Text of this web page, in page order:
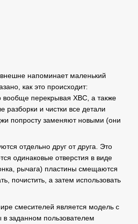
напоминает маленький
как это происходит:
вообще перекрывая ХВС, а также
разборки и чистки все детали
попросту заменяют новыми (они
отдельно друг от друга. Это
одинаковые отверстия в виде
рычага) пластины смещаются
почистить, а затем использовать
смесителей является модель с
в заданном пользователем